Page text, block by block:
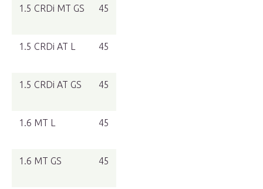
1.5 CRDi MT GS 45
1.5 CRDi AT L 45
1.5 CRDi AT GS 45
1.6 MT L 45
1.6 MT GS 45